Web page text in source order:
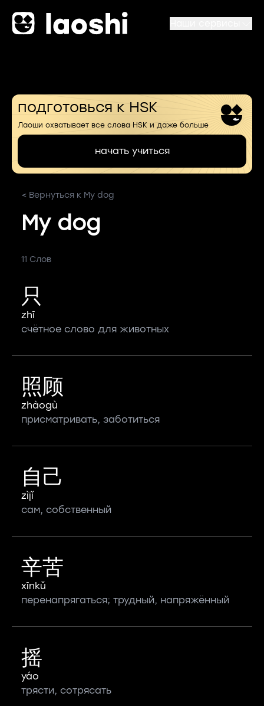
подготовься к HSK
Лаоши охватывает все слова HSK и даже больше
начать учиться
< Вернуться к My dog
My dog
11 Слов
只
zhī
счётное слово для животных
照顾
zhàogù
присматривать, заботиться
自己
zìjǐ
сам, собственный
辛苦
xīnkǔ
перенапрягаться; трудный, напряжённый
摇
yáo
трясти, сотрясать